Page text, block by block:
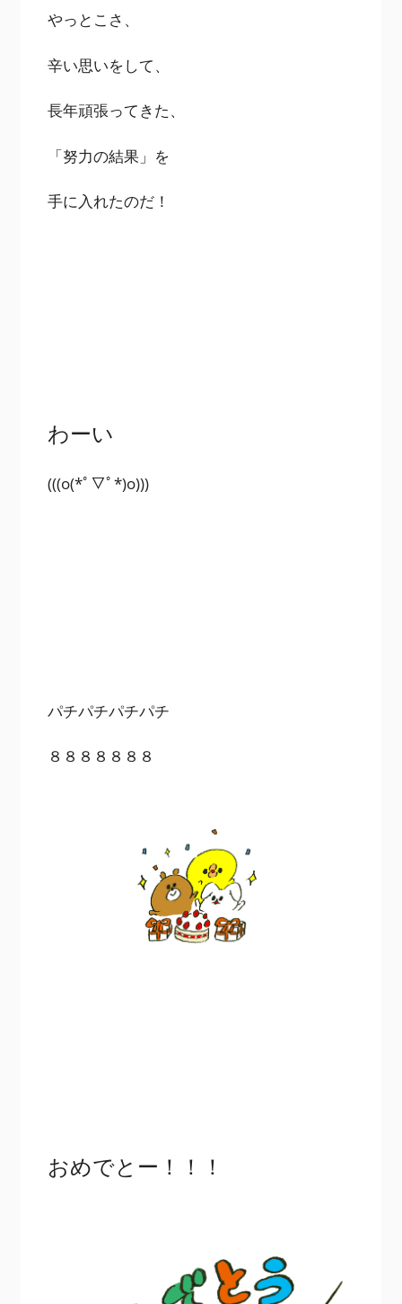
やっとこさ、
辛い思いをして、
長年頑張ってきた、
「努力の結果」を
手に入れたのだ！
わーい
(((o(*ﾟ▽ﾟ*)o)))
パチパチパチパチ
８８８８８８８
おめでとー！！！